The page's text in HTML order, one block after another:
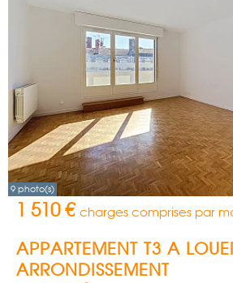
9 photo(s)
1 510 € charges comprises par
APPARTEMENT T3 A
ARRONDISSEMENT